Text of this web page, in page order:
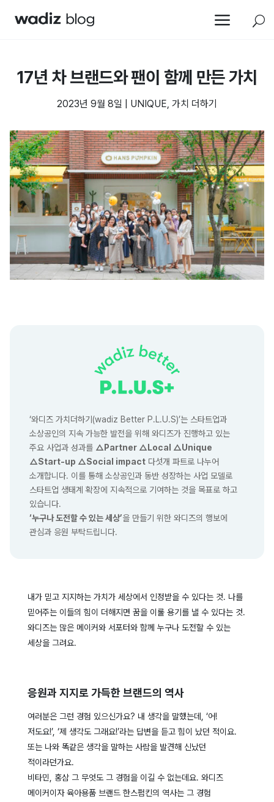
a U
17년 차 브랜드와 팬이 함께 만든 가치
2023년 9월 8일 UNIQUE, 가치 더하기
‘와디즈 가치더하기(wadiz Better P.L.U.S)’는 스타트업과
소상공인의 지속 가능한 발전을 위해 와디즈가 진행하고 있는
주요 사업과 성과를 △Partner △Local △Unique
△Start-up △Social impact 다섯개 파트로 나누어
소개합니다. 이를 통해 소상공인과 동반 성장하는 사업 모델로
스타트업 생태계 확장에 지속적으로 기여하는 것을 목표로 하고
있습니다.
‘누구나 도전할 수 있는 세상’을 만들기 위한 와디즈의 행보에
관심과 응원 부탁드립니다.
내가 믿고 지지하는 가치가 세상에서 인정받을 수 있다는 것. 나를
믿어주는 이들의 힘이 더해지면 꿈을 이룰 용기를 낼 수 있다는 것.
와디즈는 많은 메이커와 서포터와 함께 누구나 도전할 수 있는
세상을 그려요.
응원과 지지로 가득한 브랜드의 역사
여러분은 그런 경험 있으신가요? 내 생각을 말했는데, ‘어!
저도요!’, ‘제 생각도 그래요!’라는 답변을 듣고 힘이 났던 적이요.
또는 나와 똑같은 생각을 말하는 사람을 발견해 신났던
적이라던가요.
비타민, 홍삼 그 무엇도 그 경험을 이길 수 없는데요. 와디즈
메이커이자 육아용품 브랜드 한스펌킨의 역사는 그 경험